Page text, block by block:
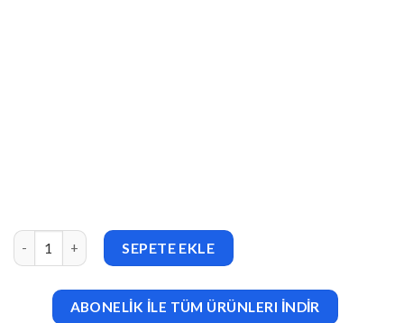
Content Curator AI v2.7.1 adet
SEPETE EKLE
ABONELİK İLE TÜM ÜRÜNLERI İNDİR